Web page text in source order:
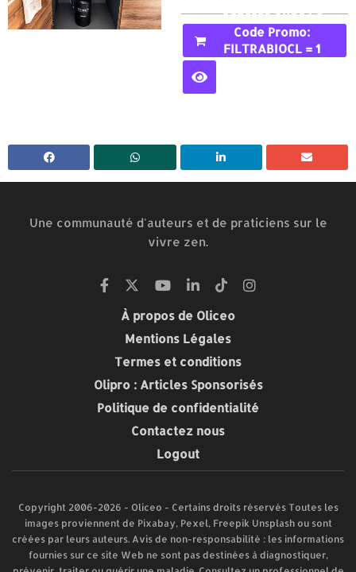
Acheter Avec Le
Code Promo:
FILTRABIOCL = 1
Une communauté d'auteurs et de praticiens sur le
vivre zen.
À propos de Oliceo
Mentions Légales
Termes et conditions
Olipro : Articles Sponsorisés
Politique de confidentialité
Contactez nous
Logout
Copyright 2006-2026 - Oliceo - Certains droits réservés Toutes les
images proviennent de Pixabay, Pexel, Freepik Unsplash ou sont
créées par leurs auteurs. Avis de non-responsabilité : les informations
fournies sur ce site Web ne sont pas destinées à diagnostiquer,